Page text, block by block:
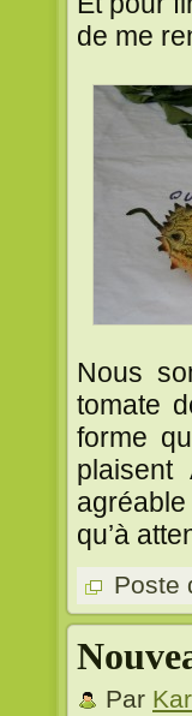
de me
Nous
tomate
forme
qu’à
Poste
Par